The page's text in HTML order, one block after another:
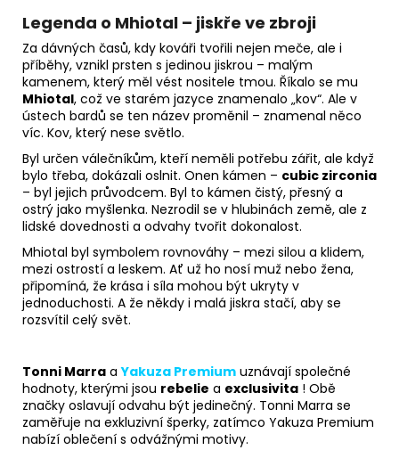
Legenda o Mhiotal – jiskře ve zbroji
Za dávných časů, kdy kováři tvořili nejen meče, ale i
příběhy, vznikl prsten s jedinou jiskrou – malým
kamenem, který měl vést nositele tmou. Říkalo se mu
Mhiotal, což ve starém jazyce znamenalo „kov“. Ale v
ústech bardů se ten název proměnil – znamenal něco
víc. Kov, který nese světlo.
Byl určen válečníkům, kteří neměli potřebu zářit, ale když
bylo třeba, dokázali oslnit. Onen kámen – cubic zirconia
– byl jejich průvodcem. Byl to kámen čistý, přesný a
ostrý jako myšlenka. Nezrodil se v hlubinách země, ale z
lidské dovednosti a odvahy tvořit dokonalost.
Mhiotal byl symbolem rovnováhy – mezi silou a klidem,
mezi ostrostí a leskem. Ať už ho nosí muž nebo žena,
připomíná, že krása i síla mohou být ukryty v
jednoduchosti. A že někdy i malá jiskra stačí, aby se
rozsvítil celý svět.
Tonni Marra aYakuza Premium uznávají společné
hodnoty, kterými jsou rebelie a exclusivita ! Obě
značky oslavují odvahu být jedinečný. Tonni Marra se
zaměřuje na exkluzivní šperky, zatímco Yakuza Premium
nabízí oblečení s odvážnými motivy.